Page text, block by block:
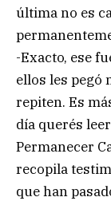
última no es
-Exacto, ese
ellos les pegó
repiten. Es
día querés
Permanecer
recopila
que han